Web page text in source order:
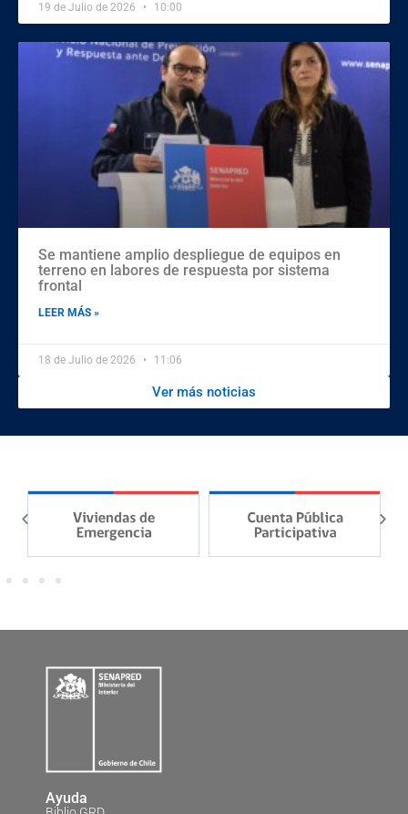
19 de Julio de 2026 10:00
Se mantiene amplio despliegue de equipos en
terreno en labores de respuesta por sistema
frontal
LEER MÁS »
18 de Julio de 2026 11:06
Ver más noticias
Ayuda